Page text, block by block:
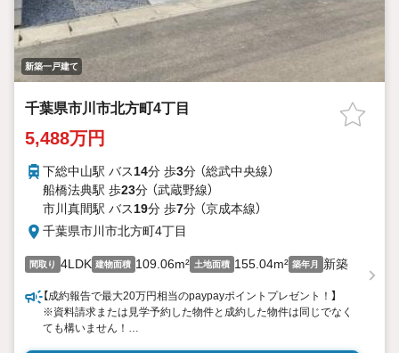
新築一戸建て
千葉県市川市北方町4丁目
5,488万円
下総中山駅 バス14分 歩3分 （総武中央線）
船橋法典駅 歩23分 （武蔵野線）
市川真間駅 バス19分 歩7分 （京成本線）
千葉県市川市北方町4丁目
間取り 4LDK 建物面積 109.06m² 土地面積 155.04m² 築年月 新築
【成約報告で最大20万円相当のpaypayポイントプレゼント！】
※資料請求または見学予約した物件と成約した物件は同じでなく
ても構いません！